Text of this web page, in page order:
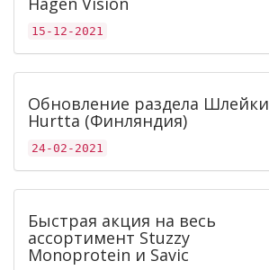
15-12-2021
Обновление раздела Шлейки
Hurtta (Финляндия)
24-02-2021
Быстрая акция на весь
ассортимент Stuzzy
Monoprotein и Savic